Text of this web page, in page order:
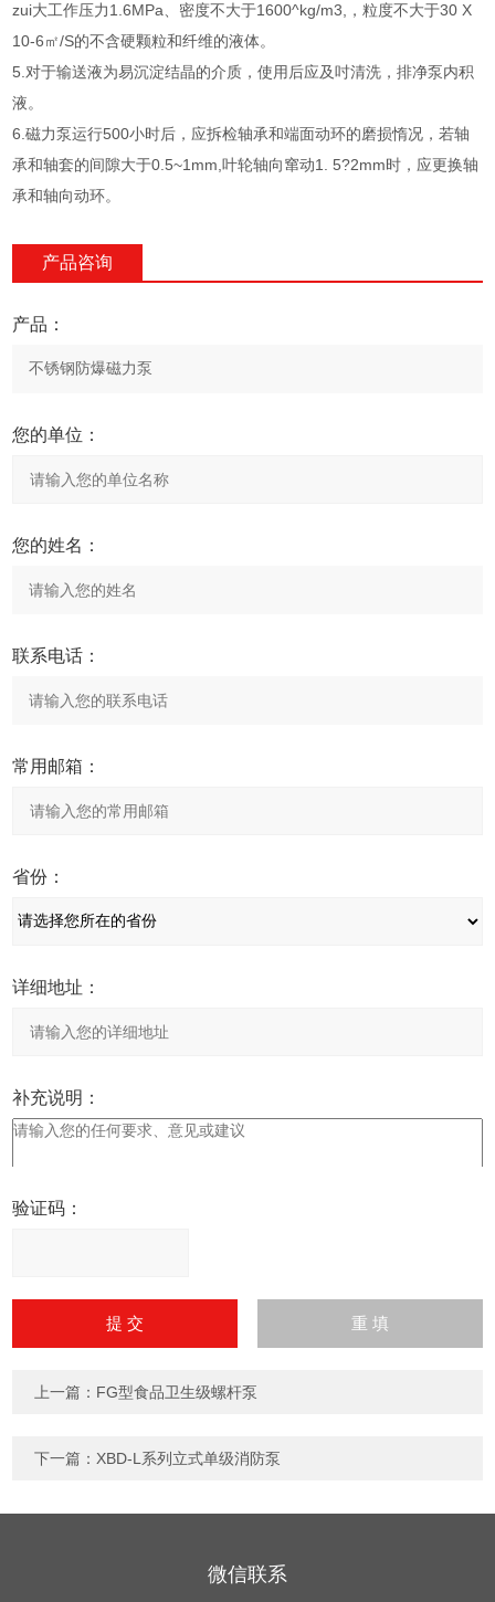
zui大工作压力1.6MPa、密度不大于1600^kg/m3,，粒度不大于30 X
10-6㎡/S的不含硬颗粒和纤维的液体。
5.对于输送液为易沉淀结晶的介质，使用后应及吋清洗，排净泵内积
液。
6.磁力泵运行500小时后，应拆检轴承和端面动环的磨损惰况，若轴
承和轴套的间隙大于0.5~1mm,叶轮轴向窜动1. 5?2mm时，应更换轴
承和轴向动环。
产品咨询
产品：
您的单位：
您的姓名：
联系电话：
常用邮箱：
省份：
详细地址：
补充说明：
验证码：
字），如：三加四=7
上一篇： FG型食品卫生级螺杆泵
下一篇： XBD-L系列立式单级消防泵
微信联系